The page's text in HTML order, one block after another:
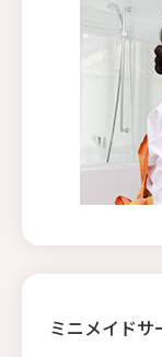
ミニメイドサ